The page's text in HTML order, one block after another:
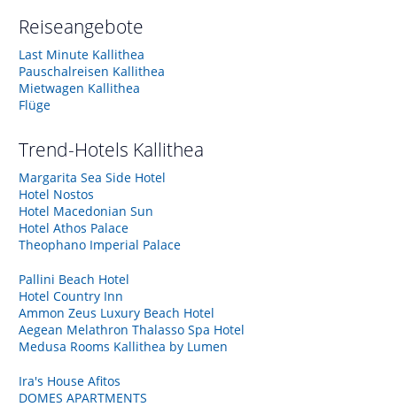
Reiseangebote
Last Minute Kallithea
Pauschalreisen Kallithea
Mietwagen Kallithea
Flüge
Trend-Hotels Kallithea
Margarita Sea Side Hotel
Hotel Nostos
Hotel Macedonian Sun
Hotel Athos Palace
Theophano Imperial Palace
Pallini Beach Hotel
Hotel Country Inn
Ammon Zeus Luxury Beach Hotel
Aegean Melathron Thalasso Spa Hotel
Medusa Rooms Kallithea by Lumen
Ira's House Afitos
DOMES APARTMENTS